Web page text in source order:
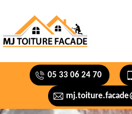
05 33 06 24 70